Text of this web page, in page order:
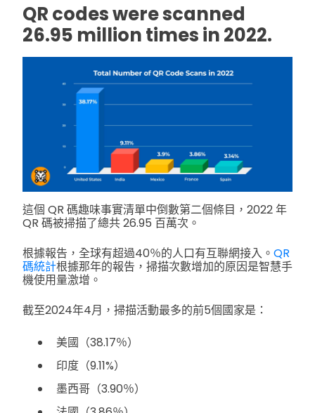
QR codes were scanned
26.95 million times in 2022.
這個 QR 碼趣味事實清單中倒數第二個條目，2022 年
QR 碼被掃描了總共 26.95 百萬次。
根據報告，全球有超過40％的人口有互聯網接入。 QR
碼統計根據那年的報告，掃描次數增加的原因是智慧手
機使用量激增。
截至2024年4月，掃描活動最多的前5個國家是：
美國（38.17％）
印度（9.11%）
墨西哥（3.90％）